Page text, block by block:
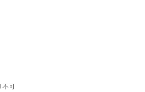
不可